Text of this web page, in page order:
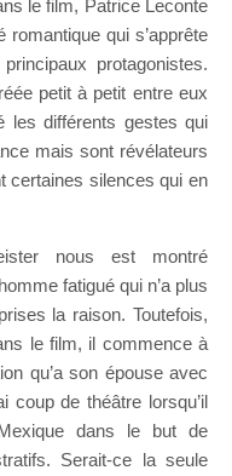
le film, Patrice Leconte
qui s’apprête
protagonistes.
petit à petit entre eux
les différents gestes qui
mais sont révélateurs
certaines silences qui en
nous est montré
fatigué qui n’a plus
la raison. Toutefois,
le film, il commence à
qu’a son épouse avec
de théâtre lorsqu’il
dans le but de
Serait-ce la seule